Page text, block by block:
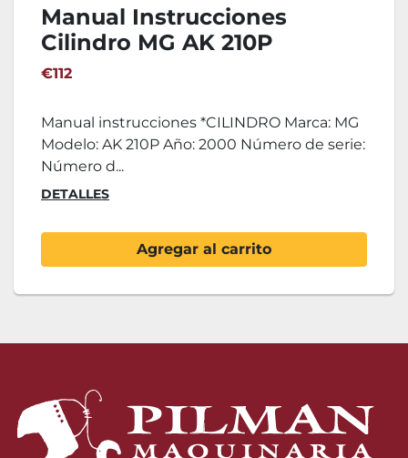
Manual Instrucciones
Cilindro MG AK 210P
€112
Manual instrucciones *CILINDRO Marca: MG
Modelo: AK 210P Año: 2000 Número de serie:
Número d...
DETALLES
Agregar al carrito